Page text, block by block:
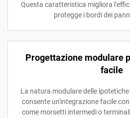
Questa caratteristica migliora
protegge i bordi dei
Progettazione modulare
facile
La natura modulare delle
consente un'integrazione facile
come morsetti intermedi o